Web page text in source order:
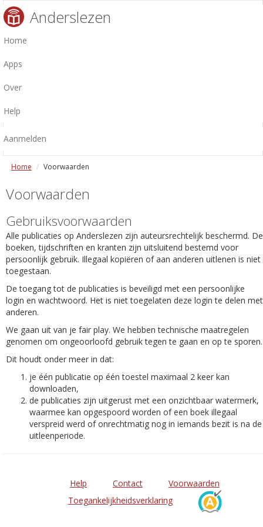
Anderslezen
Home
Apps
Over
Help
Aanmelden
Home Voorwaarden
Voorwaarden
Gebruiksvoorwaarden
Alle publicaties op Anderslezen zijn auteursrechtelijk beschermd. De
boeken, tijdschriften en kranten zijn uitsluitend bestemd voor
persoonlijk gebruik. Illegaal kopiëren of aan anderen uitlenen is niet
toegestaan.
De toegang tot de publicaties is beveiligd met een persoonlijke
login en wachtwoord. Het is niet toegelaten deze login te delen met
anderen.
We gaan uit van je fair play. We hebben technische maatregelen
genomen om ongeoorloofd gebruik tegen te gaan en op te sporen.
Dit houdt onder meer in dat:
je één publicatie op één toestel maximaal 2 keer kan
downloaden,
de publicaties zijn uitgerust met een onzichtbaar watermerk,
waarmee kan opgespoord worden of een boek illegaal
verspreid werd of onrechtmatig nog in iemands bezit is na de
uitleenperiode.
Help Contact
Voorwaarden
Toegankelijkheidsverklaring